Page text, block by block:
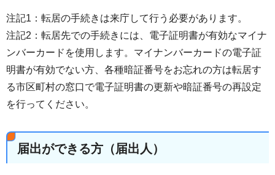
注記1：転居の手続きは来庁して行う必要があります。
注記2：転居先での手続きには、電子証明書が有効なマイナ
ンバーカードを使用します。マイナンバーカードの電子証
明書が有効でない方、各種暗証番号をお忘れの方は転居す
る市区町村の窓口で電子証明書の更新や暗証番号の再設定
を行ってください。
届出ができる方（届出人）